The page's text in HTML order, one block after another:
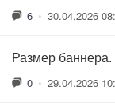
6 • 30.04.2026
Размер баннера.
0 • 29.04.2026